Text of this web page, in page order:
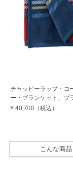
チャッピーラップ・コ
ー・ブランケット、プ
¥ 40,700（税込）
こんな商